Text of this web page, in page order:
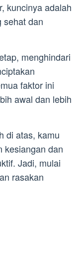
kuncinya adalah
sehat dan
menghindari
faktor ini
awal dan lebih
di atas, kamu
kesiangan dan
Jadi, mulai
rasakan